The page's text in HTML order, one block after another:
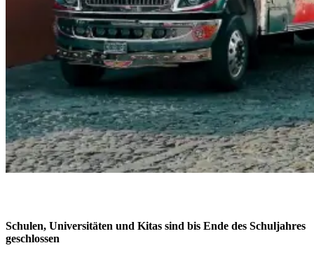
Schulen, Universitäten und Kitas sind bis Ende des Schuljahres
geschlossen